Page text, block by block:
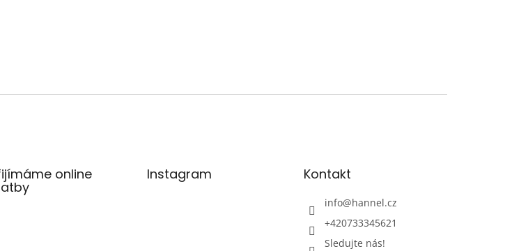
online Instagram Kontakt
info@hannel.cz
+420733345621
Sledujte nás!